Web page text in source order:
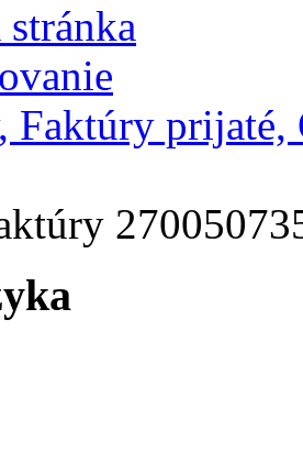
Faktúry prijaté,